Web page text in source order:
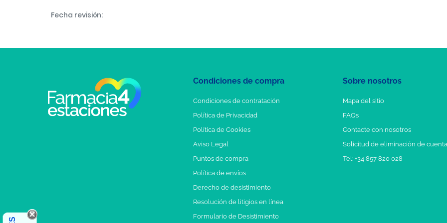
Fecha revisión:
Condiciones de compra
Condiciones de contratación
Política de Privacidad
Política de Cookies
Aviso Legal
Puntos de compra
Política de envíos
Derecho de desistimiento
Resolución de litigios en línea
Formulario de Desistimiento
Sobre nosotros
Mapa del sitio
FAQs
Contacte con nosotros
Solicitud de eliminación de cuenta
Tel: +34 857 820 028